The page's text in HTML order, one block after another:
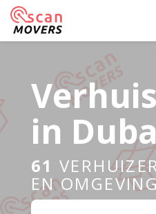
in
61
EN OMGEVING